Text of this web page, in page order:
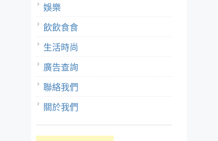
娛樂
飲飲食食
生活時尚
廣告查詢
聯絡我們
關於我們